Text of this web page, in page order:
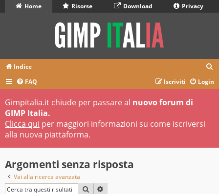
Home Risorse Download Privacy
Indice
r
FAQ Login
Iscriviti
Gimpitalia.it chiude per passare al nuovo forum di
GIMP Italia.
Clicca qui per maggiori informazioni su come iscriversi
alla nuova piattaforma.
Argomenti senza risposta
Vai alla ricerca avanzata
CERCA